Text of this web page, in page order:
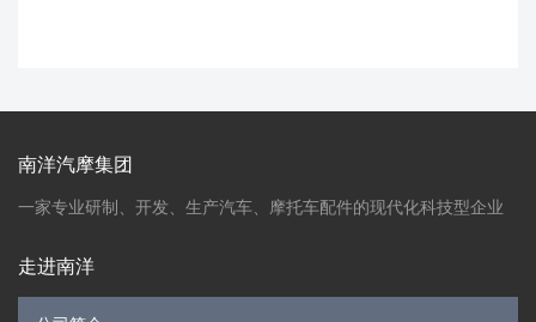
南洋汽摩集团
一家专业研制、开发、生产汽车、摩托车配件的现代化科技型企业
走进南洋